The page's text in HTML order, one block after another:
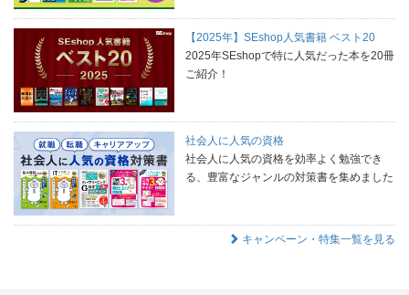
【2025年】SEshop人気書籍 ベスト20
2025年SEshopで特に人気だった本を20冊
ご紹介！
社会人に人気の資格
社会人に人気の資格を効率よく勉強でき
る、豊富なジャンルの対策書を集めました
キャンペーン・特集一覧を見る